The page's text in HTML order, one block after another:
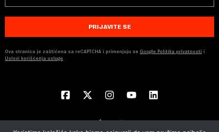
PRIJAVITE SE
Ova stranica je zaštićena sa reCAPTCHA i primenjuju se Google Politika privatnosti i
Uslovi korišćenja usluge